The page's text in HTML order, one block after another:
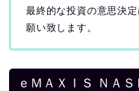
最終的な投資の意思決
願い致します。
ｅＭＡＸＩＳ ＮＡ